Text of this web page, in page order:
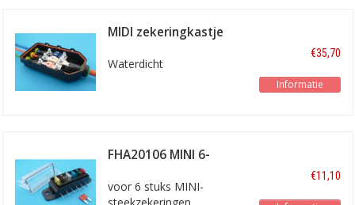
MIDI zekeringkastje
Waterdicht
€35,70
Informatie
FHA20106 MINI 6-
voor 6 stuks MINI-
steekzekeringen
€11,10